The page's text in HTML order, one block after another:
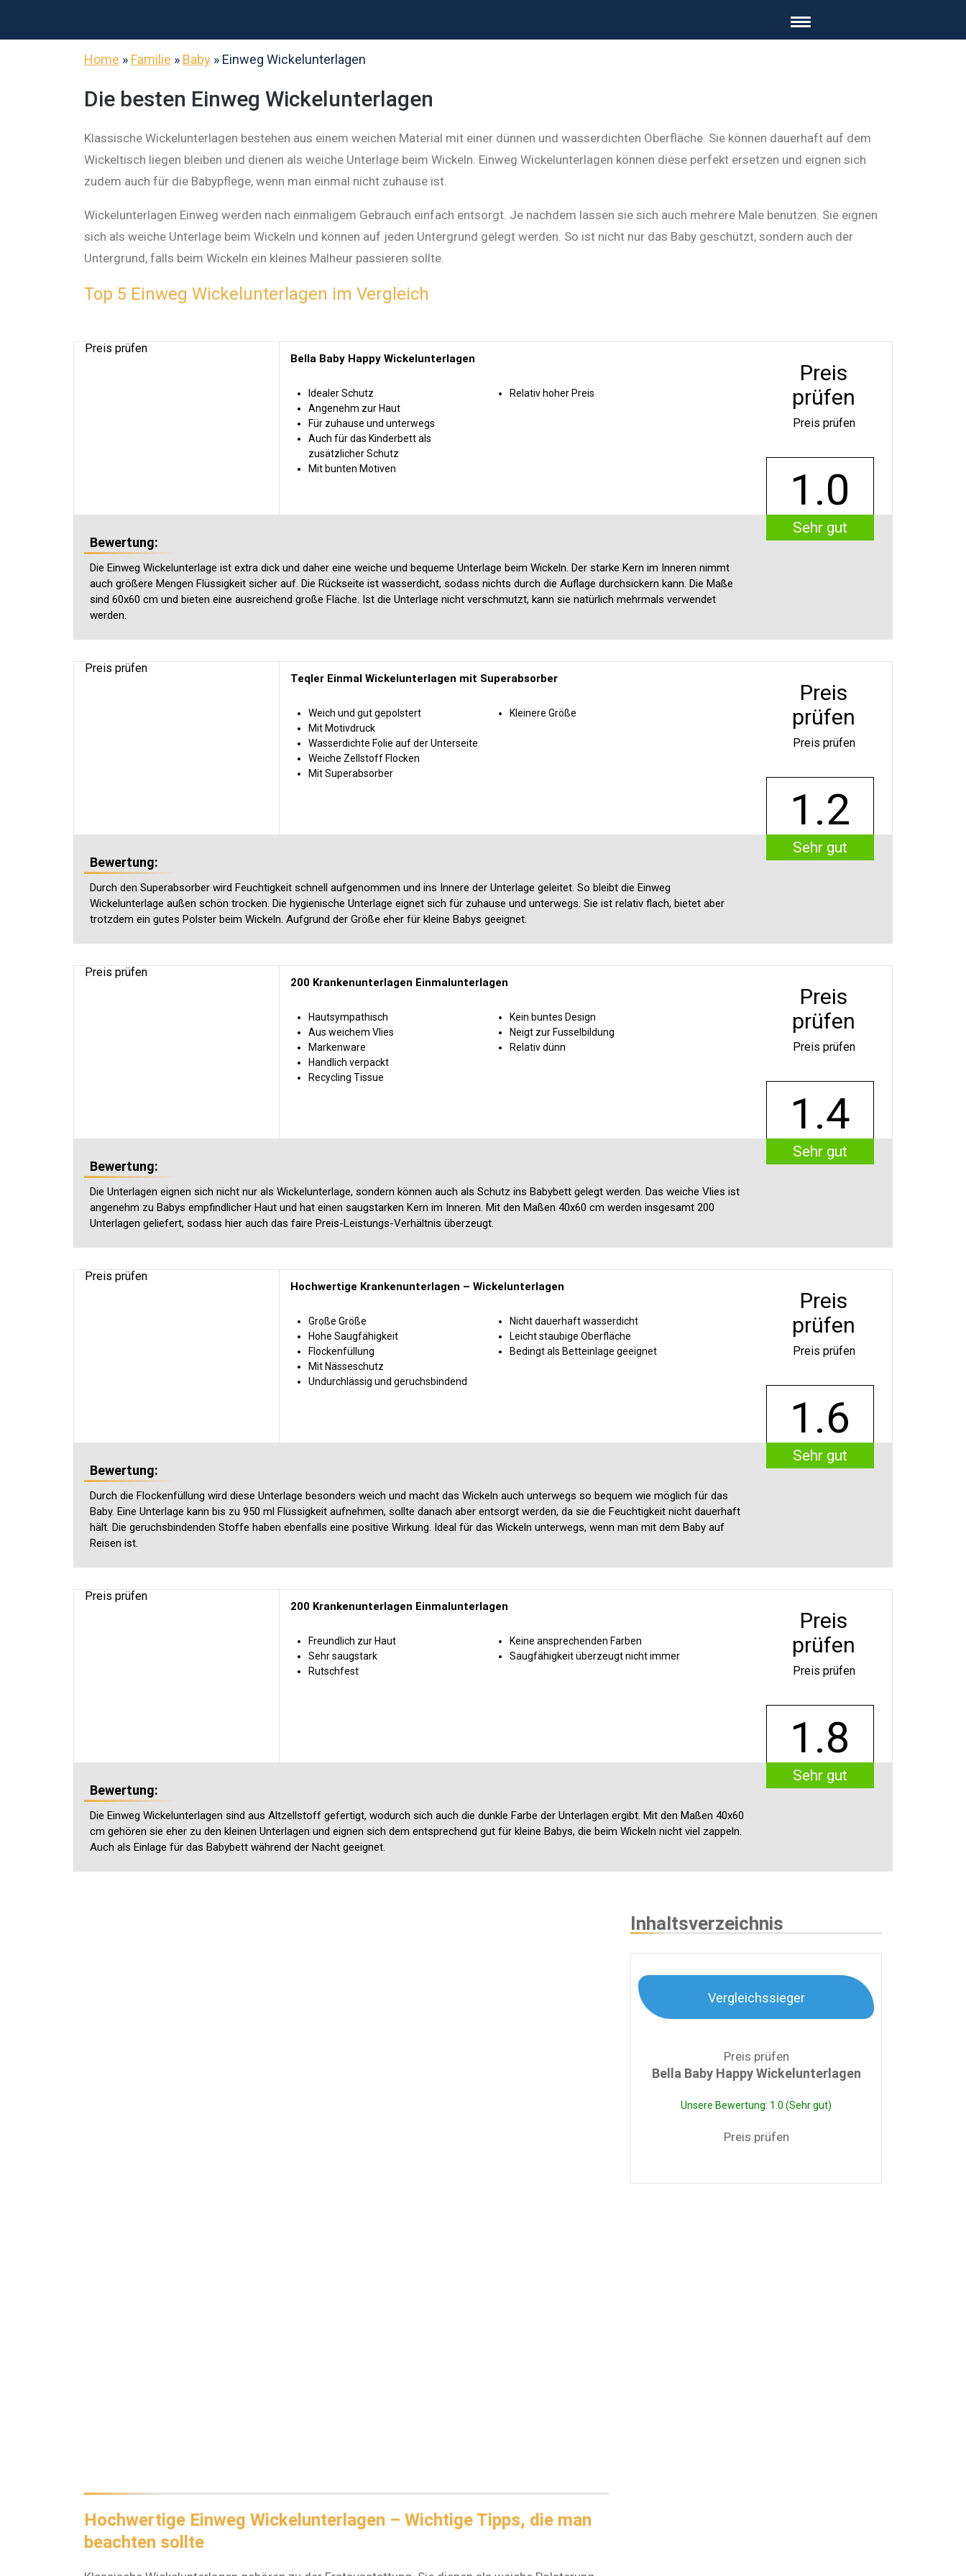
Home » Familie » Baby » Einweg Wickelunterlagen
Die besten Einweg Wickelunterlagen
Klassische Wickelunterlagen bestehen aus einem weichen Material mit einer dünnen und wasserdichten Oberfläche. Sie können dauerhaft auf dem
Wickeltisch liegen bleiben und dienen als weiche Unterlage beim Wickeln. Einweg Wickelunterlagen können diese perfekt ersetzen und eignen sich
zudem auch für die Babypflege, wenn man einmal nicht zuhause ist.
Wickelunterlagen Einweg werden nach einmaligem Gebrauch einfach entsorgt. Je nachdem lassen sie sich auch mehrere Male benutzen. Sie eignen
sich als weiche Unterlage beim Wickeln und können auf jeden Untergrund gelegt werden. So ist nicht nur das Baby geschützt, sondern auch der
Untergrund, falls beim Wickeln ein kleines Malheur passieren sollte.
Top 5 Einweg Wickelunterlagen im Vergleich
Preis prüfen
Bella Baby Happy Wickelunterlagen
Idealer Schutz
Angenehm zur Haut
Für zuhause und unterwegs
Auch für das Kinderbett als
zusätzlicher Schutz
Mit bunten Motiven
Relativ hoher Preis
Preis
prüfen
Preis prüfen
1.0
Sehr gut
Bewertung:
Die Einweg Wickelunterlage ist extra dick und daher eine weiche und bequeme Unterlage beim Wickeln. Der starke Kern im Inneren nimmt
auch größere Mengen Flüssigkeit sicher auf. Die Rückseite ist wasserdicht, sodass nichts durch die Auflage durchsickern kann. Die Maße
sind 60x60 cm und bieten eine ausreichend große Fläche. Ist die Unterlage nicht verschmutzt, kann sie natürlich mehrmals verwendet
werden.
Preis prüfen
Teqler Einmal Wickelunterlagen mit Superabsorber
Weich und gut gepolstert
Mit Motivdruck
Wasserdichte Folie auf der Unterseite
Weiche Zellstoff Flocken
Mit Superabsorber
Kleinere Größe
Preis
prüfen
Preis prüfen
1.2
Sehr gut
Bewertung:
Durch den Superabsorber wird Feuchtigkeit schnell aufgenommen und ins Innere der Unterlage geleitet. So bleibt die Einweg
Wickelunterlage außen schön trocken. Die hygienische Unterlage eignet sich für zuhause und unterwegs. Sie ist relativ flach, bietet aber
trotzdem ein gutes Polster beim Wickeln. Aufgrund der Größe eher für kleine Babys geeignet.
Preis prüfen
200 Krankenunterlagen Einmalunterlagen
Hautsympathisch
Aus weichem Vlies
Markenware
Handlich verpackt
Recycling Tissue
Kein buntes Design
Neigt zur Fusselbildung
Relativ dünn
Preis
prüfen
Preis prüfen
1.4
Sehr gut
Bewertung:
Die Unterlagen eignen sich nicht nur als Wickelunterlage, sondern können auch als Schutz ins Babybett gelegt werden. Das weiche Vlies ist
angenehm zu Babys empfindlicher Haut und hat einen saugstarken Kern im Inneren. Mit den Maßen 40x60 cm werden insgesamt 200
Unterlagen geliefert, sodass hier auch das faire Preis-Leistungs-Verhältnis überzeugt.
Preis prüfen
Hochwertige Krankenunterlagen – Wickelunterlagen
Große Größe
Hohe Saugfähigkeit
Flockenfüllung
Mit Nässeschutz
Undurchlässig und geruchsbindend
Nicht dauerhaft wasserdicht
Leicht staubige Oberfläche
Bedingt als Betteinlage geeignet
Preis
prüfen
Preis prüfen
1.6
Sehr gut
Bewertung:
Durch die Flockenfüllung wird diese Unterlage besonders weich und macht das Wickeln auch unterwegs so bequem wie möglich für das
Baby. Eine Unterlage kann bis zu 950 ml Flüssigkeit aufnehmen, sollte danach aber entsorgt werden, da sie die Feuchtigkeit nicht dauerhaft
hält. Die geruchsbindenden Stoffe haben ebenfalls eine positive Wirkung. Ideal für das Wickeln unterwegs, wenn man mit dem Baby auf
Reisen ist.
Preis prüfen
200 Krankenunterlagen Einmalunterlagen
Freundlich zur Haut
Sehr saugstark
Rutschfest
Keine ansprechenden Farben
Saugfähigkeit überzeugt nicht immer
Preis
prüfen
Preis prüfen
1.8
Sehr gut
Bewertung:
Die Einweg Wickelunterlagen sind aus Altzellstoff gefertigt, wodurch sich auch die dunkle Farbe der Unterlagen ergibt. Mit den Maßen 40x60
cm gehören sie eher zu den kleinen Unterlagen und eignen sich dem entsprechend gut für kleine Babys, die beim Wickeln nicht viel zappeln.
Auch als Einlage für das Babybett während der Nacht geeignet.
Hochwertige Einweg Wickelunterlagen – Wichtige Tipps, die man
beachten sollte
Inhaltsverzeichnis
Vergleichssieger
Preis prüfen
Bella Baby Happy Wickelunterlagen
Unsere Bewertung: 1.0 (Sehr gut)
Preis prüfen